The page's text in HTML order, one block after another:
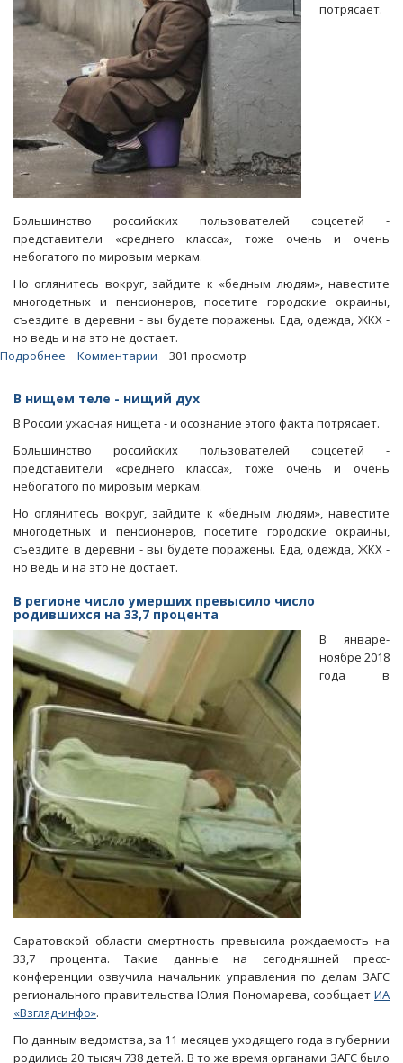
потрясает.
Большинство российских пользователей соцсетей -
представители «среднего класса», тоже очень и очень
небогатого по мировым меркам.
Но оглянитесь вокруг, зайдите к «бедным людям», навестите
многодетных и пенсионеров, посетите городские окраины,
съездите в деревни - вы будете поражены. Еда, одежда, ЖКХ -
но ведь и на это не достает.
Подробнее
помощью
нищеты
россиян
делают
Комментарии 301 просмотр
В нищем теле - нищий дух
В России ужасная нищета - и осознание этого факта потрясает.
Большинство российских пользователей соцсетей -
представители «среднего класса», тоже очень и очень
небогатого по мировым меркам.
Но оглянитесь вокруг, зайдите к «бедным людям», навестите
многодетных и пенсионеров, посетите городские окраины,
съездите в деревни - вы будете поражены. Еда, одежда, ЖКХ -
но ведь и на это не достает.
В регионе число умерших превысило число
родившихся на 33,7 процента
В январе-
ноябре 2018
года в
Саратовской области смертность превысила рождаемость на
33,7 процента. Такие данные на сегодняшней пресс-
конференции озвучила начальник управления по делам ЗАГС
регионального правительства Юлия Пономарева, сообщает ИА
«Взгляд-инфо».
По данным ведомства, за 11 месяцев уходящего года в губернии
родились 20 тысяч 738 детей. В то же время органами ЗАГС было